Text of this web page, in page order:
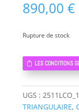
890,00 €
Rupture de stock
LES CONDITIONS
UGS :
TRIANGULAIRE,